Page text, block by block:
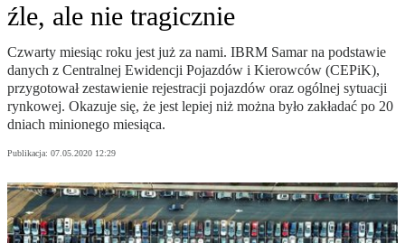
źle, ale nie tragicznie
Czwarty miesiąc roku jest już za nami. IBRM Samar na podstawie
danych z Centralnej Ewidencji Pojazdów i Kierowców (CEPiK),
przygotował zestawienie rejestracji pojazdów oraz ogólnej sytuacji
rynkowej. Okazuje się, że jest lepiej niż można było zakładać po 20
dniach minionego miesiąca.
Publikacja: 07.05.2020 12:29